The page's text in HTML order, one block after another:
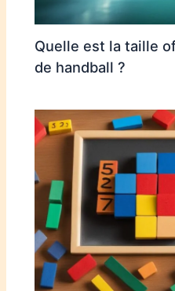
Quelle est la taille
de handball ?